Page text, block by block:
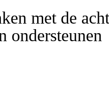
met de
ondersteunen